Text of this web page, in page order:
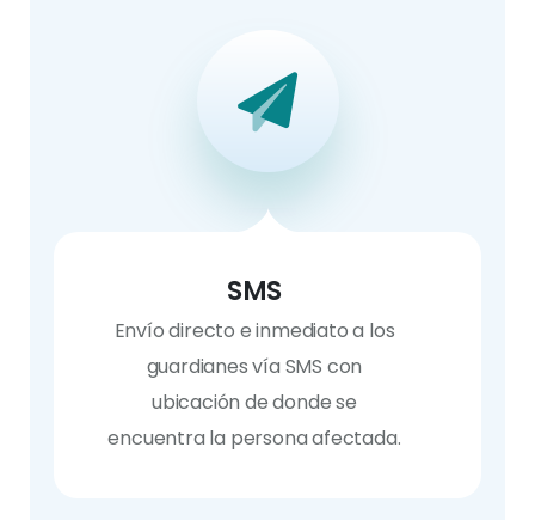
SMS
Envío directo e inmediato a los
guardianes vía SMS con
ubicación de donde se
encuentra la persona afectada.